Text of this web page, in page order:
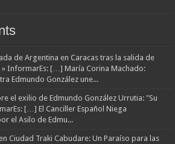
de Argentina en Caracas tras la salida de
» InformarEs: […] María Corina Machado:
Edmundo González une...
el exilio de Edmundo González Urrutia: "Su
[…] El Canciller Español Niega
el Asilo de Edmu...
Ciudad Traki Cabudare: Un Paraíso para las